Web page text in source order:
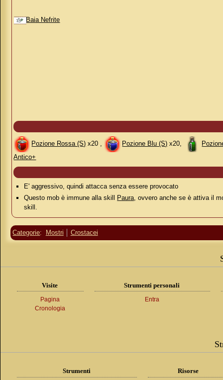
Baia Nefrite
Pozione Rossa (S) x20 , Pozione Blu (S) x20,
Antico+
E' aggressivo, quindi attacca senza essere provocato
Questo mob è immune alla skill
Paura , ovvero anche se è attiva il
skill.
Categorie: Mostri Crostacei
Visite
Pagina
Cronologia
Strumenti personali
Entra
Strumenti Risorse